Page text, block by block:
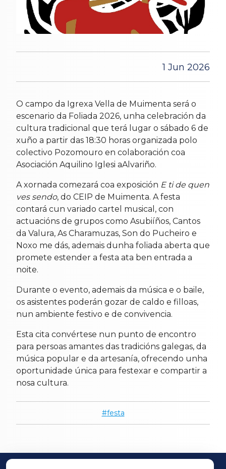
1 Jun 2026
O campo da Igrexa Vella de Muimenta será o
escenario da Foliada 2026, unha celebración da
cultura tradicional que terá lugar o sábado 6 de
xuño a partir das 18:30 horas organizada polo
colectivo Pozomouro en colaboración coa
Asociación Aquilino Iglesi aAlvariño.
A xornada comezará coa exposición E ti de quen
ves sendo, do CEIP de Muimenta. A festa
contará cun variado cartel musical, con
actuacións de grupos como Asubiíños, Cantos
da Valura, As Charamuzas, Son do Pucheiro e
Noxo me dás, ademais dunha foliada aberta que
promete estender a festa ata ben entrada a
noite.
Durante o evento, ademais da música e o baile,
os asistentes poderán gozar de caldo e filloas,
nun ambiente festivo e de convivencia.
Esta cita convértese nun punto de encontro
para persoas amantes das tradicións galegas, da
música popular e da artesanía, ofrecendo unha
oportunidade única para festexar e compartir a
nosa cultura.
festa